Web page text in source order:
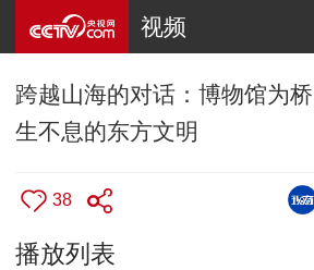
视频
跨越山海的对话：博物馆为
生不息的东方文明
38
播放列表